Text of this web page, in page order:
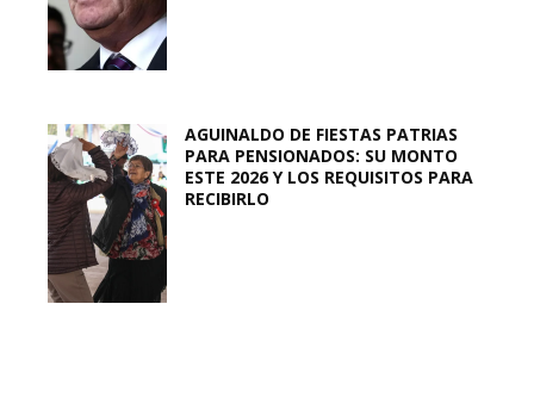
AGUINALDO DE FIESTAS PATRIAS
PARA PENSIONADOS: SU MONTO
ESTE 2026 Y LOS REQUISITOS PARA
RECIBIRLO